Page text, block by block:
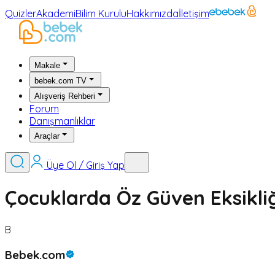
QuizlerAkademiBilim KuruluHakkımızdaİletişim
Makale
bebek.com TV
Alışveriş Rehberi
Forum
Danışmanlıklar
Araçlar
Üye Ol / Giriş Yap
Çocuklarda Öz Güven
B
Bebek.com